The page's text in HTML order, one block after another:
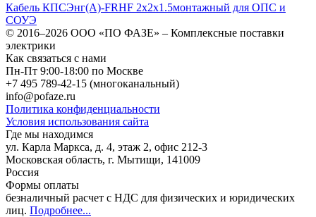
Кабель КПСЭнг(А)-FRHF 2x2x1.5монтажный для ОПС и
СОУЭ
© 2016–2026 ООО «ПО ФАЗЕ» – Комплексные поставки
электрики
Как связаться с нами
Пн-Пт 9:00-18:00 по Москве
+7 495 789-42-15 (многоканальный)
info@pofaze.ru
Политика конфиденциальности
Условия использования сайта
Где мы находимся
ул. Карла Маркса, д. 4, этаж 2, офис 212-3
Московская область, г. Мытищи, 141009
Россия
Формы оплаты
безналичный расчет с НДС для физических и юридических
лиц. Подробнее...